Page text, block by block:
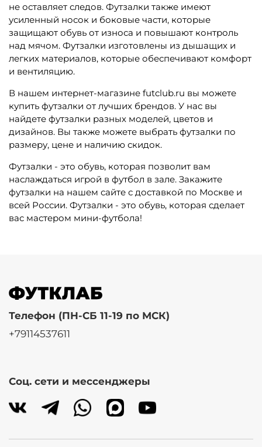
не оставляет следов. Футзалки также имеют
усиленный носок и боковые части, которые
защищают обувь от износа и повышают контроль
над мячом. Футзалки изготовлены из дышащих и
легких материалов, которые обеспечивают комфорт
и вентиляцию.
В нашем интернет-магазине futclub.ru вы можете
купить футзалки от лучших брендов. У нас вы
найдете футзалки разных моделей, цветов и
дизайнов. Вы также можете выбрать футзалки по
размеру, цене и наличию скидок.
Футзалки - это обувь, которая позволит вам
наслаждаться игрой в футбол в зале. Закажите
футзалки на нашем сайте с доставкой по Москве и
всей России. Футзалки - это обувь, которая сделает
вас мастером мини-футбола!
Телефон (ПН-СБ 11-19 по МСК)
+79114537611
Соц. сети и мессенджеры